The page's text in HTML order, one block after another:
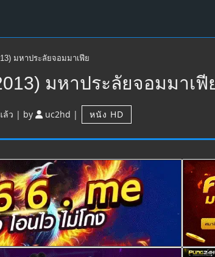
มหาประลัยจอมมาเฟีย
มหาประลัยจอมมาเฟี
ล้ว | by uc2hd | หนัง HD